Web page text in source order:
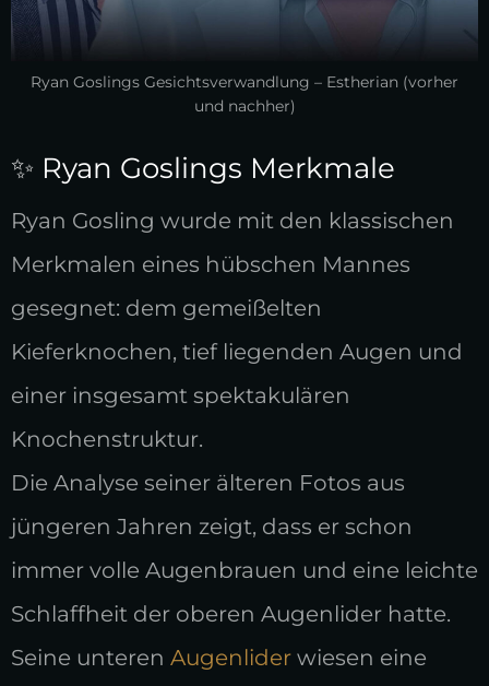
Ryan Goslings Gesichtsverwandlung – Estherian (vorher
und nachher)
✨ Ryan Goslings Merkmale
Ryan Gosling wurde mit den klassischen
Merkmalen eines hübschen Mannes
gesegnet: dem gemeißelten
Kieferknochen, tief liegenden Augen und
einer insgesamt spektakulären
Knochenstruktur.
Die Analyse seiner älteren Fotos aus
jüngeren Jahren zeigt, dass er schon
immer volle Augenbrauen und eine leichte
Schlaffheit der oberen Augenlider hatte.
Seine unteren Augenlider wiesen eine